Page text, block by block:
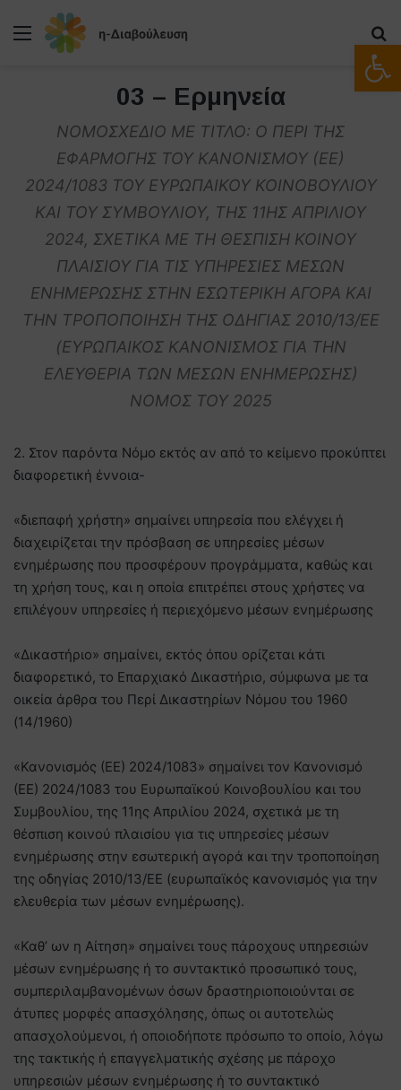
Μενού
03 – Ερμηνεία
ΝΟΜΟΣΧΕΔΙΟ ΜΕ ΤΙΤΛΟ: Ο ΠΕΡΙ ΤΗΣ
ΕΦΑΡΜΟΓΗΣ ΤΟΥ ΚΑΝΟΝΙΣΜΟΥ (ΕΕ)
2024/1083 ΤΟΥ ΕΥΡΩΠΑΙΚΟΥ ΚΟΙΝΟΒΟΥΛΙΟΥ
ΚΑΙ ΤΟΥ ΣΥΜΒΟΥΛΙΟΥ, ΤΗΣ 11ΗΣ ΑΠΡΙΛΙΟΥ
2024, ΣΧΕΤΙΚΑ ΜΕ ΤΗ ΘΕΣΠΙΣΗ ΚΟΙΝΟΥ
ΠΛΑΙΣΙΟΥ ΓΙΑ ΤΙΣ ΥΠΗΡΕΣΙΕΣ ΜΕΣΩΝ
ΕΝΗΜΕΡΩΣΗΣ ΣΤΗΝ ΕΣΩΤΕΡΙΚΗ ΑΓΟΡΑ ΚΑΙ
ΤΗΝ ΤΡΟΠΟΠΟΙΗΣΗ ΤΗΣ ΟΔΗΓΙΑΣ 2010/13/ΕΕ
(ΕΥΡΩΠΑΙΚΟΣ ΚΑΝΟΝΙΣΜΟΣ ΓΙΑ ΤΗΝ
ΕΛΕΥΘΕΡΙΑ ΤΩΝ ΜΕΣΩΝ ΕΝΗΜΕΡΩΣΗΣ)
ΝΟΜΟΣ ΤΟΥ 2025
2. Στον παρόντα Νόμο εκτός αν από το κείμενο προκύπτει
διαφορετική έννοια-
«διεπαφή χρήστη» σημαίνει υπηρεσία που ελέγχει ή
διαχειρίζεται την πρόσβαση σε υπηρεσίες μέσων
ενημέρωσης που προσφέρουν προγράμματα, καθώς και
τη χρήση τους, και η οποία επιτρέπει στους χρήστες να
επιλέγουν υπηρεσίες ή περιεχόμενο μέσων ενημέρωσης
«Δικαστήριο» σημαίνει, εκτός όπου ορίζεται κάτι
διαφορετικό, το Επαρχιακό Δικαστήριο, σύμφωνα με τα
οικεία άρθρα του Περί Δικαστηρίων Νόμου τoυ 1960
(14/1960)
«Κανονισμός (ΕΕ) 2024/1083» σημαίνει τον Κανονισμό
(ΕΕ) 2024/1083 του Ευρωπαϊκού Κοινοβουλίου και του
Συμβουλίου, της 11ης Απριλίου 2024, σχετικά με τη
θέσπιση κοινού πλαισίου για τις υπηρεσίες μέσων
ενημέρωσης στην εσωτερική αγορά και την τροποποίηση
της οδηγίας 2010/13/ΕΕ (ευρωπαϊκός κανονισμός για την
ελευθερία των μέσων ενημέρωσης).
«Καθ’ ων η Αίτηση» σημαίνει τους πάροχους υπηρεσιών
μέσων ενημέρωσης ή το συντακτικό προσωπικό τους,
συμπεριλαμβανομένων όσων δραστηριοποιούνται σε
άτυπες μορφές απασχόλησης, όπως οι αυτοτελώς
απασχολούμενοι, ή οποιοδήποτε πρόσωπο το οποίο, λόγω
της τακτικής ή επαγγελματικής σχέσης με πάροχο
υπηρεσιών μέσων ενημέρωσης ή το συντακτικό